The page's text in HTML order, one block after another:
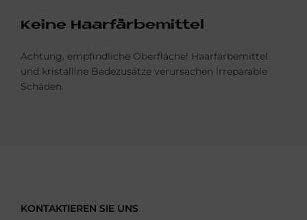
Kei­ne Haar­fär­be­mit­tel
Achtung, empfindliche Oberfläche! Haarfärbemittel
und kristalline Badezusätze verursachen irreparable
Schäden.
KONTAKTIEREN SIE UNS